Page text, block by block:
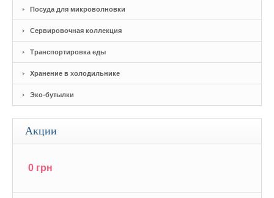
Посуда для микроволновки
Сервировочная коллекция
Транспортировка еды
Хранение в холодильнике
Эко-бутылки
Акции
0 грн